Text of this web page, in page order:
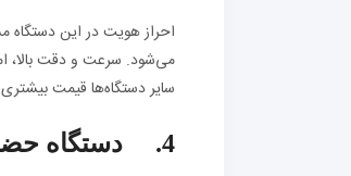
احراز هویت در این دستگاه
می‌شود. سرعت و دقت بالا،
سایر دستگاه‌ها قیمت بیشتری
4. دستگاه حضور و غیاب کارتی